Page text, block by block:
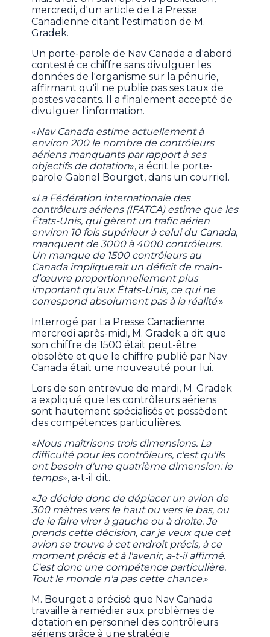
mercredi, d'un article de La Presse
Canadienne citant l'estimation de M.
Gradek.
Un porte-parole de Nav Canada a d'abord
contesté ce chiffre sans divulguer les
données de l'organisme sur la pénurie,
affirmant qu'il ne publie pas ses taux de
postes vacants. Il a finalement accepté de
divulguer l'information.
«Nav Canada estime actuellement à
environ 200 le nombre de contrôleurs
aériens manquants par rapport à ses
objectifs de dotation», a écrit le porte-
parole Gabriel Bourget, dans un courriel.
«La Fédération internationale des
contrôleurs aériens (IFATCA) estime que les
États-Unis, qui gèrent un trafic aérien
environ 10 fois supérieur à celui du Canada,
manquent de 3000 à 4000 contrôleurs.
Un manque de 1500 contrôleurs au
Canada impliquerait un déficit de main-
d’œuvre proportionnellement plus
important qu’aux États-Unis, ce qui ne
correspond absolument pas à la réalité.»
Interrogé par La Presse Canadienne
mercredi après-midi, M. Gradek a dit que
son chiffre de 1500 était peut-être
obsolète et que le chiffre publié par Nav
Canada était une nouveauté pour lui.
Lors de son entrevue de mardi, M. Gradek
a expliqué que les contrôleurs aériens
sont hautement spécialisés et possèdent
des compétences particulières.
«Nous maîtrisons trois dimensions. La
difficulté pour les contrôleurs, c'est qu'ils
ont besoin d'une quatrième dimension: le
temps», a-t-il dit.
«Je décide donc de déplacer un avion de
300 mètres vers le haut ou vers le bas, ou
de le faire virer à gauche ou à droite. Je
prends cette décision, car je veux que cet
avion se trouve à cet endroit précis, à ce
moment précis et à l'avenir, a-t-il affirmé.
C'est donc une compétence particulière.
Tout le monde n'a pas cette chance.»
M. Bourget a précisé que Nav Canada
travaille à remédier aux problèmes de
dotation en personnel des contrôleurs
aériens grâce à une stratégie